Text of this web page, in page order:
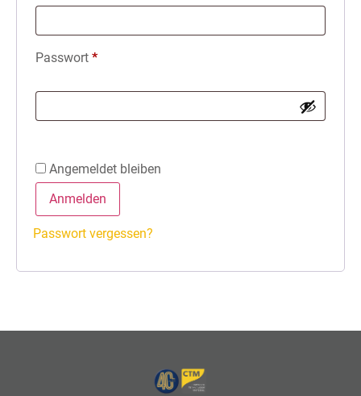
Passwort *
Angemeldet bleiben
Anmelden
Passwort vergessen?